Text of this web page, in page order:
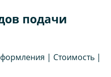
подачи
| Стоимость |